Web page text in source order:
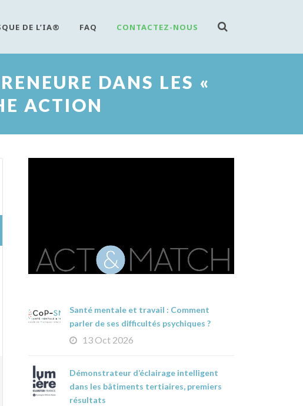
DE L’IA® FAQ CONTACTEZ-NOUS
DANS LES «
ACTION
Santé mentale et travail : Comment
parler de ses difficultés psychiques ?
13 Oct 2026
Démonstrateur d’éclairage intelligent
dans les bâtiments tertiaires, premiers
résultats